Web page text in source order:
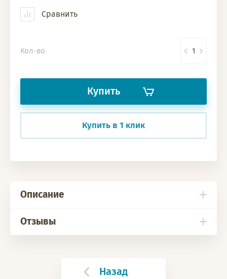
Сравнить
Кол-во
Купить
Купить в 1 клик
Описание
Отзывы
Назад